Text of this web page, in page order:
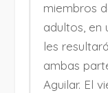
miembros
adultos, en
les
ambas
Aguilar. El